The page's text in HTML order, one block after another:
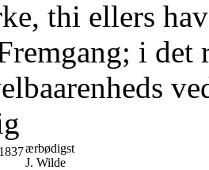
thi ellers
i det
ærbødigst
J. Wilde